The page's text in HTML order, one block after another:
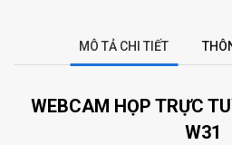
MÔ TẢ CHI TIẾT
WEBCAM HỌP TRỰC
W31